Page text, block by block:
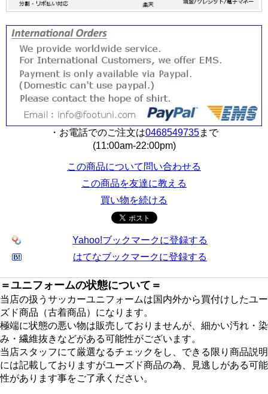
・お電話でのご注文は0468549735まで
(11:00am-22:00pm)
この商品について問い合わせる
この商品を友達に教える
買い物を続ける
Yahoo!ブックマークに登録する
はてなブックマークに登録する
＝ユニフォームの状態について＝
当店の扱うサッカーユニフォームは国内外から買付けしたユー
ズド商品（古着商品）になります。
極端に状態の悪い物は販売しておりませんが、細かい汚れ・染
み・繊維抜きなどがある可能性がございます。
当店スタッフにて厳選なるチェックをし、できる限り商品説明
には記載しておりますがユーズド商品の為、見逃しがある可能
性があります事をご了承ください。